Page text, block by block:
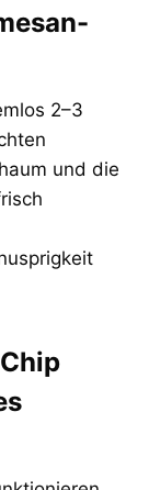
2–3
und die